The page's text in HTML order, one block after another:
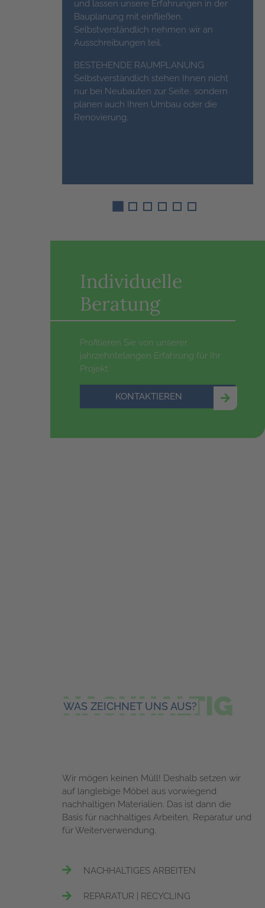
und lassen unsere Erfahrungen in der
Bauplanung mit einfließen.
Selbstverständlich nehmen wir an
Ausschreibungen teil.
BESTEHENDE RAUMPLANUNG
Selbstverständlich stehen Ihnen nicht
nur bei Neubauten zur Seite, sondern
planen auch Ihren Umbau oder die
Renovierung.
Individuelle
Beratung
Profitieren Sie von unserer
jahrzehntelangen Erfahrung für Ihr
Projekt.
KONTAKTIEREN
NACHHALTIG
WAS ZEICHNET UNS AUS?
Wir mögen keinen Müll! Deshalb setzen wir
auf langlebige Möbel aus vorwiegend
nachhaltigen Materialien. Das ist dann die
Basis für nachhaltiges Arbeiten, Reparatur und
für Weiterverwendung.
NACHHALTIGES ARBEITEN
REPARATUR | RECYCLING